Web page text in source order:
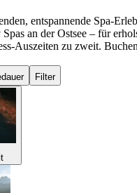
entspannende Spa-
an der Ostsee – für
Auszeiten zu zweit.
Filter